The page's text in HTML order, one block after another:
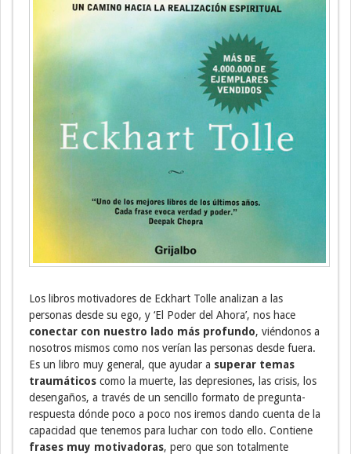
Los libros motivadores de Eckhart Tolle analizan a las
personas desde su ego, y ‘El Poder del Ahora’, nos hace
conectar con nuestro lado más profundo, viéndonos a
nosotros mismos como nos verían las personas desde fuera.
Es un libro muy general, que ayudar a superar temas
traumáticos como la muerte, las depresiones, las crisis, los
desengaños, a través de un sencillo formato de pregunta-
respuesta dónde poco a poco nos iremos dando cuenta de la
capacidad que tenemos para luchar con todo ello. Contiene
frases muy motivadoras, pero que son totalmente